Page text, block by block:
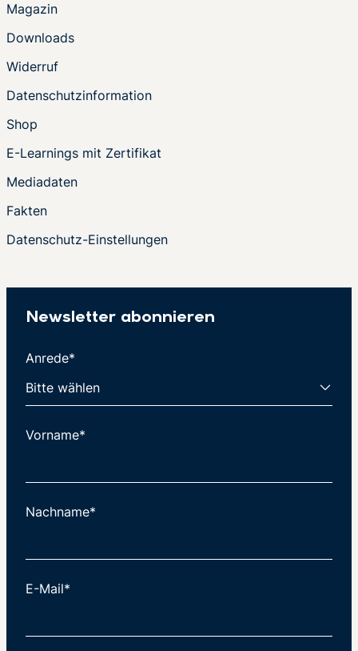
Magazin
Downloads
Widerruf
Datenschutzinformation
Shop
E-Learnings mit Zertifikat
Mediadaten
Fakten
Datenschutz-Einstellungen
Newsletter abonnieren
Anrede*
Vorname*
Nachname*
E-Mail*